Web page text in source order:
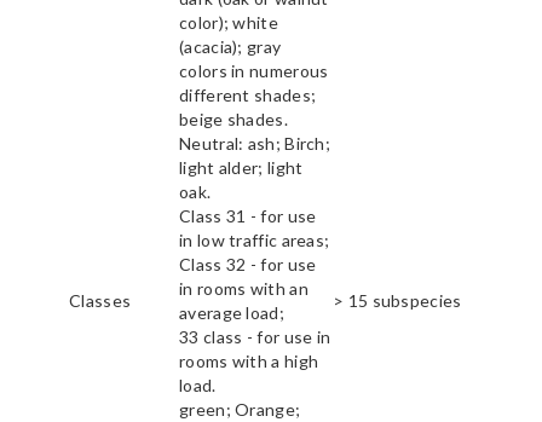
color); white
(acacia); gray
colors in numerous
different shades;
beige shades.
Neutral: ash; Birch;
light alder; light
oak.
Classes
Class 31 - for use
in low traffic areas;
Class 32 - for use
in rooms with an
average load;
33 class - for use in
rooms with a high
load.
> 15 subspecies
green; Orange;